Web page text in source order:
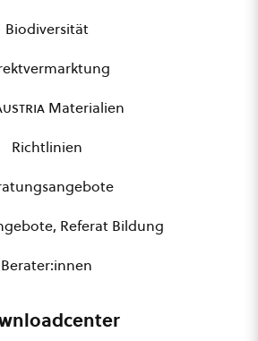
Biodiversität
Materialien
Richtlinien
Referat Bildung
Berater:innen